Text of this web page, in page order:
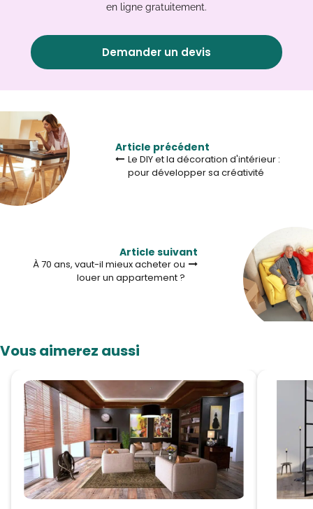
en ligne gratuitement.
Demander un devis
Article précédent
Le DIY et la décoration d'intérieur :
pour développer sa créativité
Article suivant
À 70 ans, vaut-il mieux acheter ou
louer un appartement ?
Vous aimerez aussi